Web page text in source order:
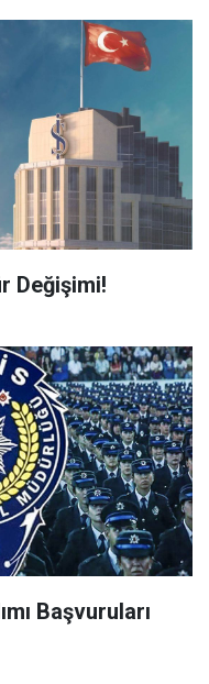
Değişimi!
Başvuruları